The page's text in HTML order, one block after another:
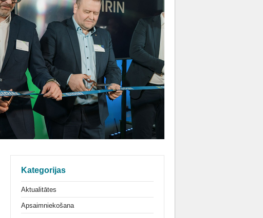
Kategorijas
Aktualitātes
Apsaimniekošana